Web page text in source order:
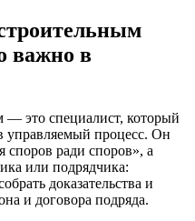
важно в
это специалист, который
управляемый процесс. Он
споров ради споров», а
или подрядчика:
доказательства и
и договора подряда.